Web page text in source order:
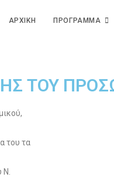
ΑΡΧΙΚΗ ΠΡΟΓΡΑΜΜΑ
ΤΟΥ
του τα